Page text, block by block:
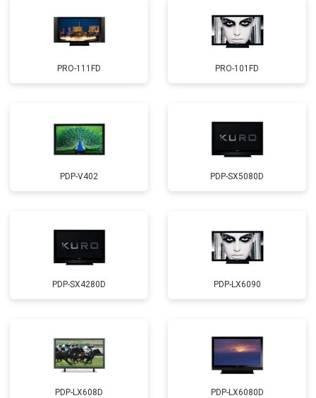
PRO-111FD PRO-101FD
PDP-V402 PDP-SX5080D
PDP-SX4280D PDP-LX6090
PDP-LX608D PDP-LX6080D